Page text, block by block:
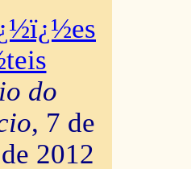
do
, 7 de
2012